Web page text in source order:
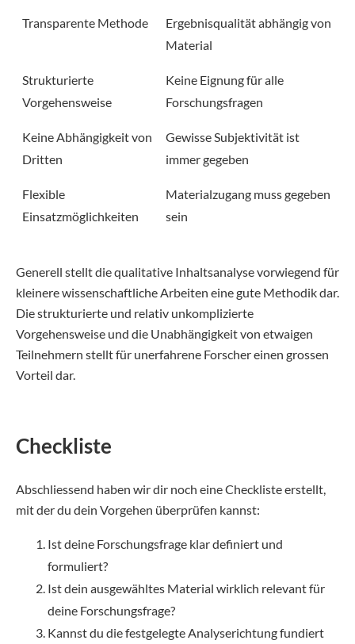
Transparente Methode
Ergebnisqualität abhängig von
Material
Strukturierte
Vorgehensweise
Keine Eignung für alle
Forschungsfragen
Keine Abhängigkeit von
Dritten
Gewisse Subjektivität ist
immer gegeben
Flexible
Einsatzmöglichkeiten
Materialzugang muss gegeben
sein
Generell stellt die qualitative Inhaltsanalyse vorwiegend für
kleinere wissenschaftliche Arbeiten eine gute Methodik dar.
Die strukturierte und relativ unkomplizierte
Vorgehensweise und die Unabhängigkeit von etwaigen
Teilnehmern stellt für unerfahrene Forscher einen grossen
Vorteil dar.
Checkliste
Abschliessend haben wir dir noch eine Checkliste erstellt,
mit der du dein Vorgehen überprüfen kannst:
Ist deine Forschungsfrage klar definiert und
formuliert?
Ist dein ausgewähltes Material wirklich relevant für
deine Forschungsfrage?
Kannst du die festgelegte Analyserichtung fundiert